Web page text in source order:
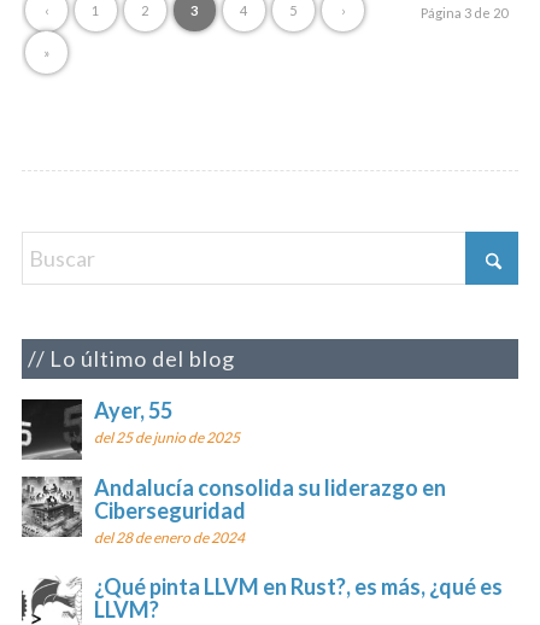
Página 3 de 20
‹ 1 2 3 4 5 ›
»
Lo último del blog
Ayer, 55
del 25 de junio de 2025
Andalucía consolida su liderazgo en
Ciberseguridad
del 28 de enero de 2024
¿Qué pinta LLVM en Rust?, es más, ¿qué es
LLVM?